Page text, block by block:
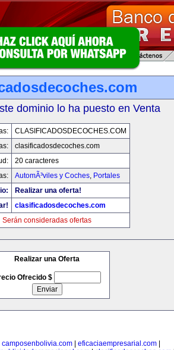
dominio lo ha puesto en Venta
CLASIFICADOSDECOCHES.COM
clasificadosdecoches.com
20 caracteres
AutomÃ³viles y Coches, Portales
Realizar una oferta!
clasificadosdecoches.com
Serán consideradas ofertas
Realizar una Oferta
Ofrecido $
camposenbolivia.com| eficaciaempresarial.com|